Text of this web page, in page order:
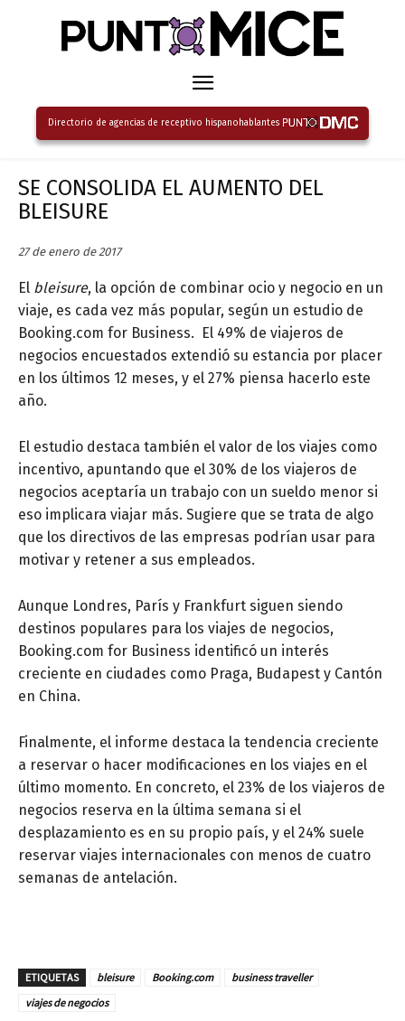
Directorio de agencias de receptivo hispanohablantes
SE CONSOLIDA EL AUMENTO DEL
BLEISURE
27 de enero de 2017
El bleisure, la opción de combinar ocio y negocio en un
viaje, es cada vez más popular, según un estudio de
Booking.com for Business. El 49% de viajeros de
negocios encuestados extendió su estancia por placer
en los últimos 12 meses, y el 27% piensa hacerlo este
año.
El estudio destaca también el valor de los viajes como
incentivo, apuntando que el 30% de los viajeros de
negocios aceptaría un trabajo con un sueldo menor si
eso implicara viajar más. Sugiere que se trata de algo
que los directivos de las empresas podrían usar para
motivar y retener a sus empleados.
Aunque Londres, París y Frankfurt siguen siendo
destinos populares para los viajes de negocios,
Booking.com for Business identificó un interés
creciente en ciudades como Praga, Budapest y Cantón
en China.
Finalmente, el informe destaca la tendencia creciente
a reservar o hacer modificaciones en los viajes en el
último momento. En concreto, el 23% de los viajeros de
negocios reserva en la última semana si el
desplazamiento es en su propio país, y el 24% suele
reservar viajes internacionales con menos de cuatro
semanas de antelación.
ETIQUETAS bleisure Booking.com
business traveller
viajes de negocios